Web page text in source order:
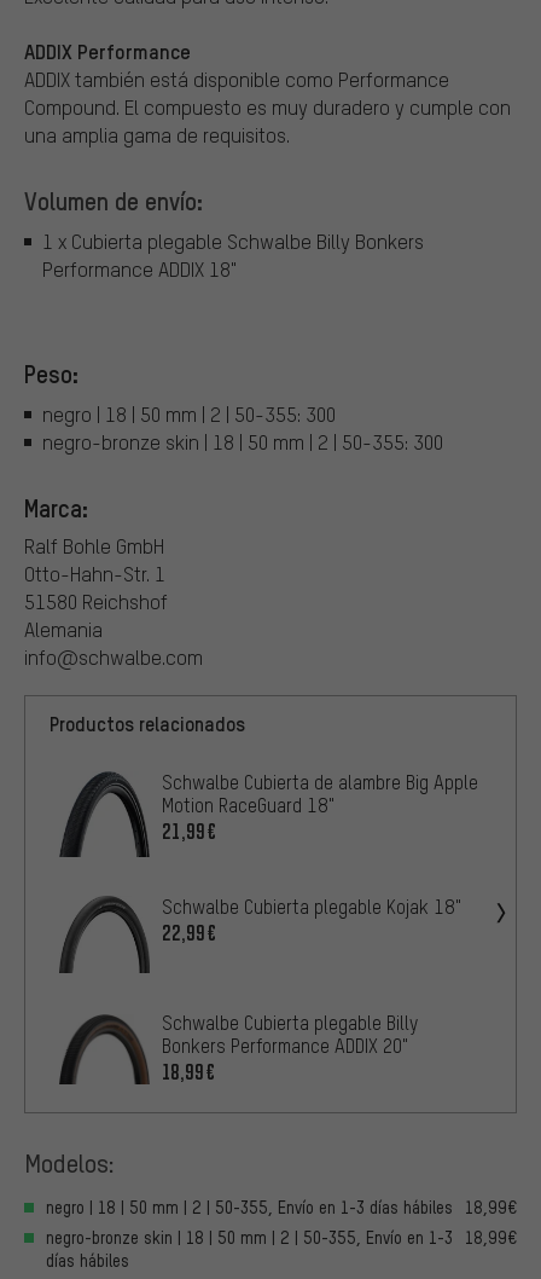
ADDIX Performance
ADDIX también está disponible como Performance
Compound. El compuesto es muy duradero y cumple con
una amplia gama de requisitos.
Volumen de envío:
1 x Cubierta plegable Schwalbe Billy Bonkers
Performance ADDIX 18"
Peso:
negro | 18 | 50 mm | 2 | 50-355: 300
negro-bronze skin | 18 | 50 mm | 2 | 50-355: 300
Marca:
Ralf Bohle GmbH
Otto-Hahn-Str. 1
51580 Reichshof
Alemania
info@schwalbe.com
Productos relacionados
Schwalbe Cubierta de alambre Big Apple
Motion RaceGuard 18"
21,99€
Schwalbe Cubierta plegable Kojak 18"
22,99€
Schwalbe Cubierta plegable Billy
Bonkers Performance ADDIX 20"
18,99€
Modelos:
negro | 18 | 50 mm | 2 | 50-355, Envío en 1-3 días hábiles
18,99€
negro-bronze skin | 18 | 50 mm | 2 | 50-355, Envío en 1-3
días hábiles
18,99€